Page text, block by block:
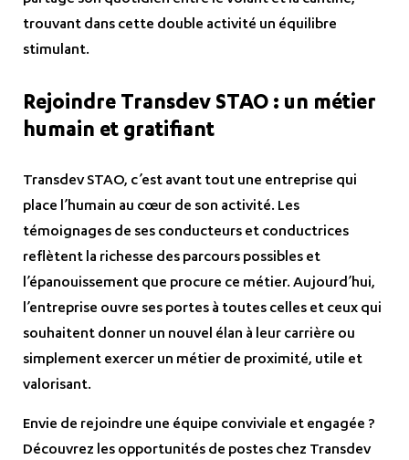
trouvant dans cette double activité un équilibre
stimulant.
Rejoindre Transdev STAO : un métier
humain et gratifiant
Transdev STAO, c’est avant tout une entreprise qui
place l’humain au cœur de son activité. Les
témoignages de ses conducteurs et conductrices
reflètent la richesse des parcours possibles et
l’épanouissement que procure ce métier. Aujourd’hui,
l’entreprise ouvre ses portes à toutes celles et ceux qui
souhaitent donner un nouvel élan à leur carrière ou
simplement exercer un métier de proximité, utile et
valorisant.
Envie de rejoindre une équipe conviviale et engagée ?
Découvrez les opportunités de postes chez Transdev